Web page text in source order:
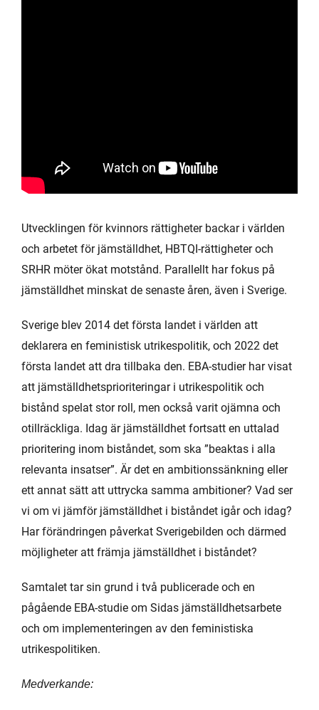
Utvecklingen för kvinnors rättigheter backar i världen
och arbetet för jämställdhet, HBTQI-rättigheter och
SRHR möter ökat motstånd. Parallellt har fokus på
jämställdhet minskat de senaste åren, även i Sverige.
Sverige blev 2014 det första landet i världen att
deklarera en feministisk utrikespolitik, och 2022 det
första landet att dra tillbaka den. EBA-studier har visat
att jämställdhetsprioriteringar i utrikespolitik och
bistånd spelat stor roll, men också varit ojämna och
otillräckliga. Idag är jämställdhet fortsatt en uttalad
prioritering inom biståndet, som ska ”beaktas i alla
relevanta insatser”. Är det en ambitionssänkning eller
ett annat sätt att uttrycka samma ambitioner? Vad ser
vi om vi jämför jämställdhet i biståndet igår och idag?
Har förändringen påverkat Sverigebilden och därmed
möjligheter att främja jämställdhet i biståndet?
Samtalet tar sin grund i två publicerade och en
pågående EBA-studie om Sidas jämställdhetsarbete
och om implementeringen av den feministiska
utrikespolitiken.
Medverkande: